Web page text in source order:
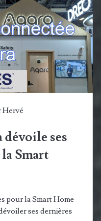
Hervé
dévoile ses
Smart
pour la Smart Home
ses dernières